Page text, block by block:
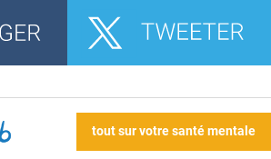
tout sur votre santé mentale